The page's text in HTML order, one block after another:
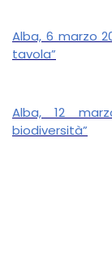
Alba, 6 marzo
tavola”
Alba, 12
biodiversità”